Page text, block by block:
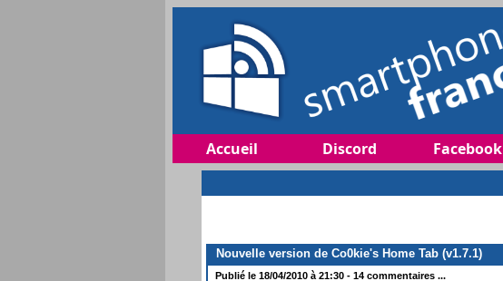
Accueil Discord Facebook
Nouvelle version de Co0kie's Home Tab (v1.7.1)
Publié le 18/04/2010 à 21:30 - 14 commentaires ...